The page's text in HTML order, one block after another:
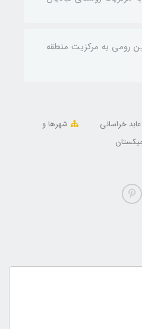
رومی به مركزيت منطقه
خراسانی
شهرها و